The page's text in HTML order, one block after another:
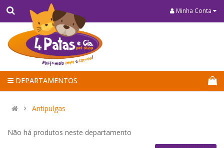
Minha Conta
DEPARTAMENTOS
Antipulgas
Não há produtos neste departamento